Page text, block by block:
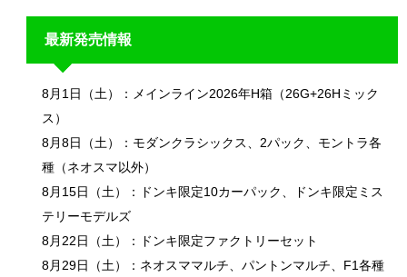
最新発売情報
8月1日（土）：メインライン2026年H箱（26G+26Hミック
ス）
8月8日（土）：モダンクラシックス、2パック、モントラ各
種（ネオスマ以外）
8月15日（土）：ドンキ限定10カーパック、ドンキ限定ミス
テリーモデルズ
8月22日（土）：ドンキ限定ファクトリーセット
8月29日（土）：ネオスママルチ、パントンマルチ、F1各種